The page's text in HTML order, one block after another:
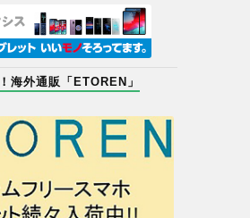
海外通販「ETOREN」